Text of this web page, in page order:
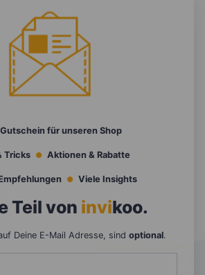
Gutschein für unseren Shop
Tricks Aktionen & Rabatte
Viele Insights
Teil von invikoo.
Deine E-Mail Adresse, sind optional.